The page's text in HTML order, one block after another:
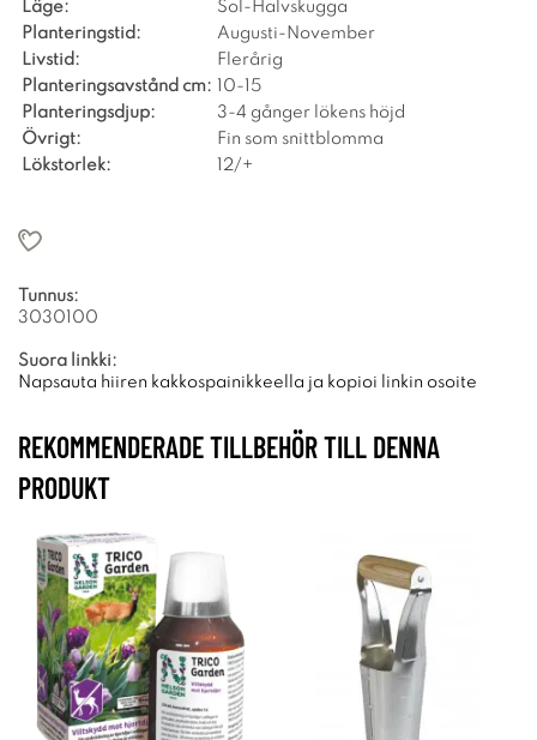
Läge:
Sol-Halvskugga
Planteringstid:
Augusti-November
Livstid:
Flerårig
Planteringsavstånd cm: 10-15
Planteringsdjup:
3-4 gånger lökens höjd
Övrigt:
Fin som snittblomma
Lökstorlek:
12/+
Tunnus:
3030100
Suora linkki:
Napsauta hiiren kakkospainikkeella ja kopioi linkin osoite
REKOMMENDERADE TILLBEHÖR TILL DENNA
PRODUKT